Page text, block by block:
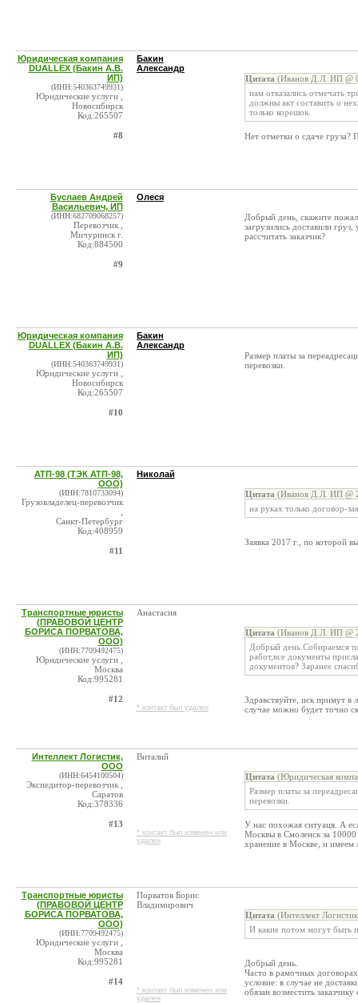
Юридическая компания
DUALLEX (Бакин А.В.
ИП)
(ИНН:540363749931)
Юридические услуги ,
Новосибирск
Код:265507
#8
Бакин
Александр
Цитата (Иванов Д.Л. ИП @
нам отказались отмечать
должны акт составить о
только корешок.
Нет отметки о сдаче груза?
Буслаев Андрей
Васильевич, ИП
(ИНН:682709068257)
Перевозчик ,
Мичуринск г.
Код:884500
#9
Олеся
Добрый день, скажите
загрузились доставили
рассчитать заказчик?
Юридическая компания
DUALLEX (Бакин А.В.
ИП)
(ИНН:540363749931)
Юридические услуги ,
Новосибирск
Код:265507
#10
Бакин
Александр
Размер платы за
перевозки.
АТП-98 (ТЭК АТП-98,
ООО)
(ИНН:7810733094)
Грузовладелец-перевозчик
Санкт-Петербург
Код:408959
#11
Николай
Цитата (Иванов Д.Л. ИП @
на руках только договор-
Заявка 2017 г., по которой
Транспортные юристы
(ПРАВОВОЙ ЦЕНТР
БОРИСА ПОРВАТОВА,
ООО)
(ИНН:7709492475)
Юридические услуги ,
Москва
Код:995281
#12
Анастасия
* контакт был удален
Цитата (Иванов Д.Л. ИП @
Добрый день.Собираемся
работ,все документы
документов? Заранее
Здравствуйте, иск примут в
случае можно будет точно
Интеллект Логистик,
ООО
(ИНН:6454100504)
Экспедитор-перевозчик ,
Саратов
Код:378336
#13
Виталий
* контакт был изменен или
удален
Цитата (Юридическая
Размер платы за
перевозки.
У нас похожая ситуаця. А
Москвы в Смоленск за 10000
хранение в Москве, и имеем
Транспортные юристы
(ПРАВОВОЙ ЦЕНТР
БОРИСА ПОРВАТОВА,
ООО)
(ИНН:7709492475)
Юридические услуги ,
Москва
Код:995281
#14
Порватов Борис
Владимирович
* контакт был изменен или
удален
Цитата (Интеллект
И какие потом могут быть
Добрый день.
Часто в рамочных
условие: в случае не
обязан возместить